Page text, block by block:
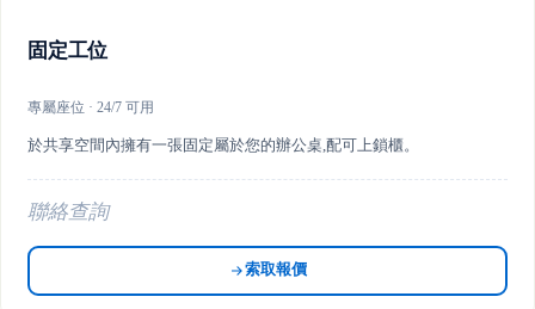
固定工位
專屬座位 · 24/7 可用
於共享空間內擁有一張固定屬於您的辦公桌,配可上鎖櫃。
聯絡查詢
索取報價